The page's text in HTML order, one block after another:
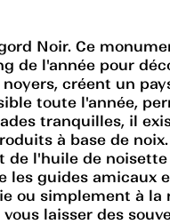
Noir. Ce
de l'année pour
créent un
toute l'année,
tranquilles, il
à base de
l'huile de noisette
les guides amicaux
ou simplement à
laisser des